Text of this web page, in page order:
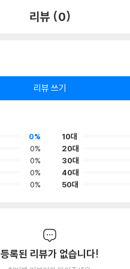
리뷰 (0)
리뷰 쓰기
0%
0%
0%
0%
0%
10대
20대
30대
40대
50대
등록된 리뷰가 없습니다!